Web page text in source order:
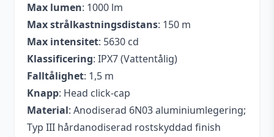
Max lumen: 1000 lm
Max strålkastningsdistans: 150 m
Max intensitet: 5630 cd
Klassificering: IPX7 (Vattentålig)
Falltålighet: 1,5 m
Knapp: Head click-cap
Material: Anodiserad 6N03 aluminiumlegering;
Typ III hårdanodiserad rostskyddad finish